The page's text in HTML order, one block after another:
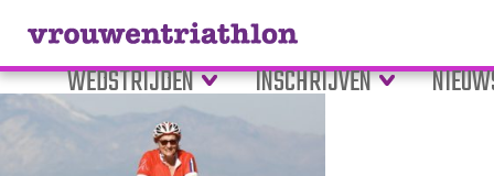
WEDSTRIJDEN INSCHRIJVEN
Tag Archive: borstkanker